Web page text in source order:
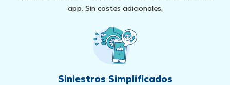
app. Sin costes adicionales.
Siniestros Simplificados